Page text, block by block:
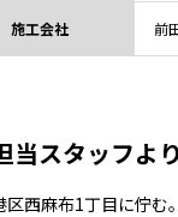
施工会社 前
当スタッフより
区西麻布1丁目に佇む